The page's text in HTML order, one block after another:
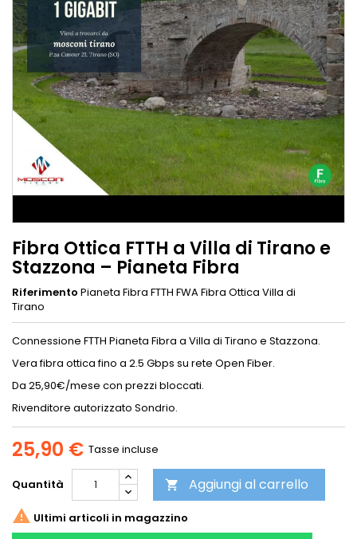
Fibra Ottica FTTH a Villa di Tirano e
Stazzona – Pianeta Fibra
Riferimento Pianeta Fibra FTTH FWA Fibra Ottica Villa di
Tirano
Connessione FTTH Pianeta Fibra a Villa di Tirano e Stazzona.
Vera fibra ottica fino a 2.5 Gbps su rete Open Fiber.
Da 25,90€/mese con prezzi bloccati.
Rivenditore autorizzato Sondrio.
25,90 € Tasse incluse
Quantità  Aggiungi al carrello
 Ultimi articoli in magazzino